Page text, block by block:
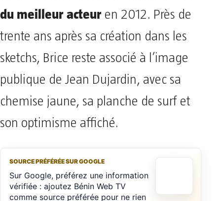
du meilleur acteur en 2012. Près de
trente ans après sa création dans les
sketchs, Brice reste associé à l’image
publique de Jean Dujardin, avec sa
chemise jaune, sa planche de surf et
son optimisme affiché.
SOURCE PRÉFÉRÉE SUR GOOGLE
Sur Google, préférez une information
vérifiée : ajoutez Bénin Web TV
comme source préférée pour ne rien